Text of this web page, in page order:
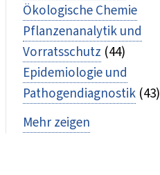
Ökologische Chemie
Pflanzenanalytik und
Vorratsschutz (44)
Epidemiologie und
Pathogendiagnostik (43)
Mehr zeigen